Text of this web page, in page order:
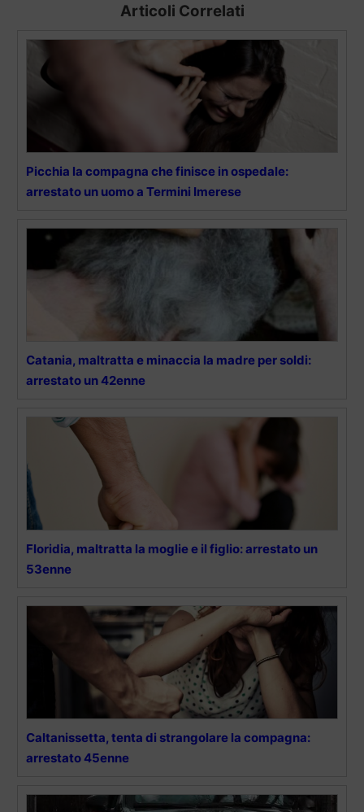
Articoli Correlati
Picchia la compagna che finisce in ospedale:
arrestato un uomo a Termini Imerese
Catania, maltratta e minaccia la madre per soldi:
arrestato un 42enne
Floridia, maltratta la moglie e il figlio: arrestato un
53enne
Caltanissetta, tenta di strangolare la compagna:
arrestato 45enne